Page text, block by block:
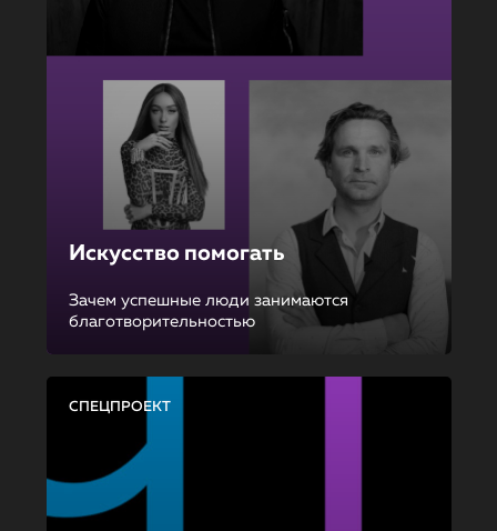
Искусство помогать
Зачем успешные люди занимаются
благотворительностью
СПЕЦПРОЕКТ